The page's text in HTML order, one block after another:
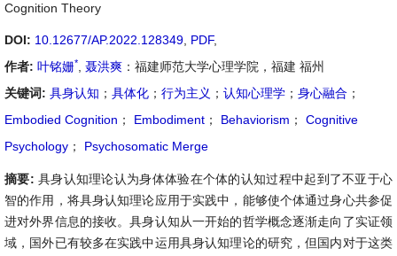
Cognition Theory
DOI: 10.12677/AP.2022.128349 PDF,
作者: 叶铭姗* 聂洪爽 ：福建师范大学心理学院，福建 福州
关键词: 具身认知 ； 具体化 ； 行为主义 ； 认知心理学 ； 身心融合 ；
Embodied Cognition ； Embodiment ； Behaviorism ；
Cognitive
Psychology ； Psychosomatic Merge
摘要: 具身认知理论认为身体体验在个体的认知过程中起到了不亚于心
智的作用，将具身认知理论应用于实践中，能够使个体通过身心共参促
进对外界信息的接收。具身认知从一开始的哲学概念逐渐走向了实证领
域，国外已有较多在实践中运用具身认知理论的研究，但国内对于这类